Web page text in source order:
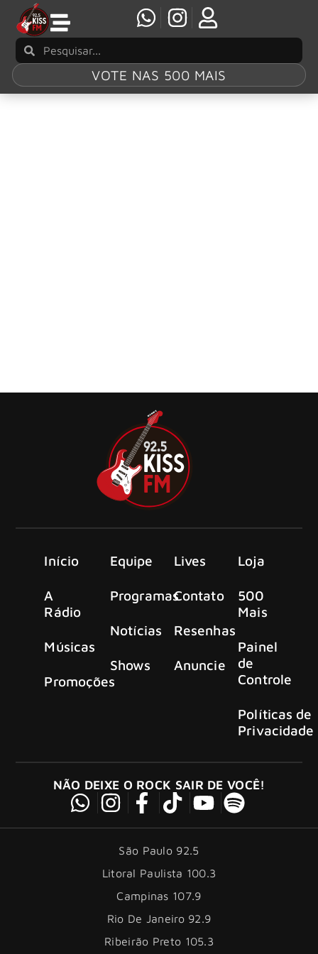
VOTE NAS 500 MAIS
Início
A
Rádio
Músicas
Promoções
Equipe
Programas
Notícias
Shows
Lives
Contato
Resenhas
Anuncie
Loja
500
Mais
Painel
de
Controle
Políticas de
Privacidade
NÃO DEIXE O ROCK SAIR DE VOCÊ!
São Paulo 92.5
Litoral Paulista 100.3
Campinas 107.9
Rio De Janeiro 92.9
Ribeirão Preto 105.3